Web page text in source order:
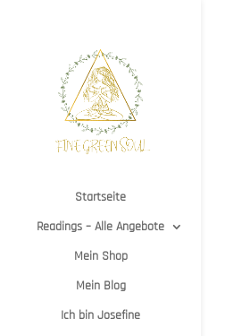
Startseite
Readings – Alle Angebote
Mein Shop
Mein Blog
Ich bin Josefine